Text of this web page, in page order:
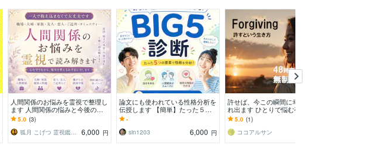
人間関係のお悩みを霊視で整理し
ます 人間関係の悩みと今後の流
れを読み解きます
5.0 (3)
狐月 こげつ 霊視鑑定師
6,000 円
論文にも使われている性格分析を
伝授します 【簡単】たった５つ
の要素で分析できます
-
sin1203
6,000 円
許せば、今この瞬間に幸せがあふ
れ出ます ひとりで悩む夜に…心
が軽くなる“許し”の魔法
5.0 (1)
ココアルサン